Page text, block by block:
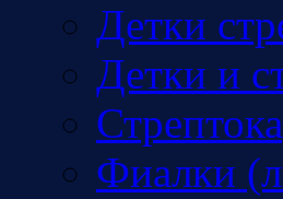
Детки
Детки и
Фиалки